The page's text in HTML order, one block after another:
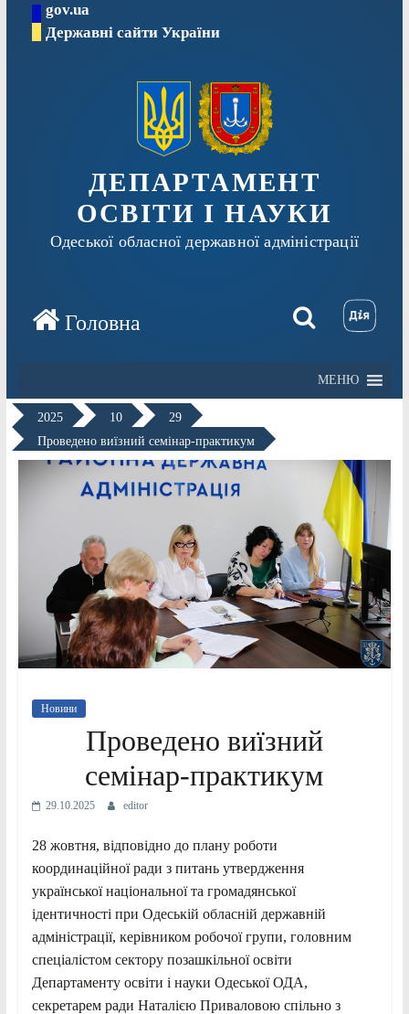
Перейтиgov.ua
Державні сайти України
ДЕПАРТАМЕНТ
ОСВІТИ І НАУКИ
Одеської обласної державної адміністрації
МЕНЮ
2025 10
29
Проведено виїзний семінар-практикум
Новини
Проведено виїзний
семінар-практикум
29.10.2025 editor
28 жовтня, відповідно до плану роботи
координаційної ради з питань утвердження
української національної та громадянської
ідентичності при Одеській обласній державній
адміністрації, керівником робочої групи, головним
спеціалістом сектору позашкільної освіти
Департаменту освіти і науки Одеської ОДА,
секретарем ради Наталією Приваловою спільно з